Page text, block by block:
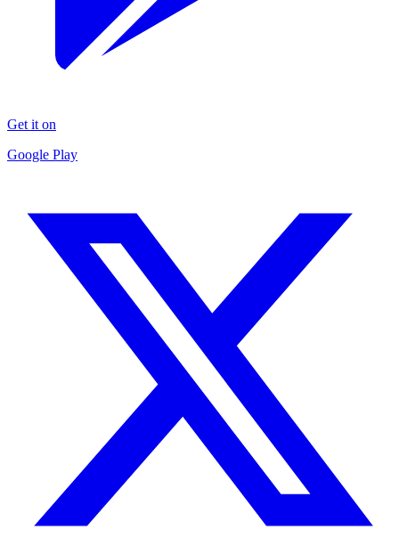
Get it on
Google Play